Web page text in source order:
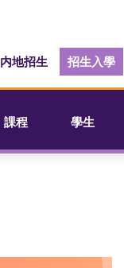
内地招生 招生入學
課程 學生